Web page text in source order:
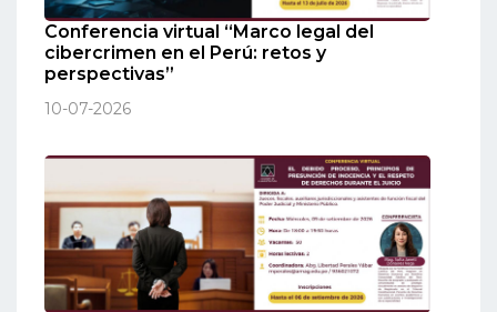
Conferencia virtual “Marco legal del
cibercrimen en el Perú: retos y
perspectivas”
10-07-2026